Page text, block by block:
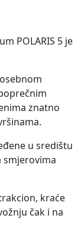
POLARIS 5 je
znatno
u središtu
smjerovima
kraće
čak i na